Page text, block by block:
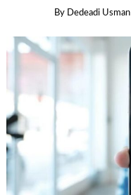
By Dedeadi Usman